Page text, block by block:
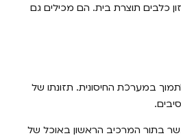
כלבים תוצרת בית. הם מכילים גם
במערכת החיסונית. תזונתו של
בתור המרכיב הראשון באוכל של